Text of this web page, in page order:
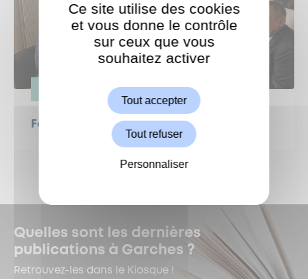
Fermeture de l’A13
Quelles sont les dernières
publications à Garches ?
Retrouvez-les dans le Kiosque !
ShareThis est désactivé.
Ce site utilise des cookies
et vous donne le contrôle
sur ceux que vous
souhaitez activer
Tout accepter
Tout refuser
Personnaliser